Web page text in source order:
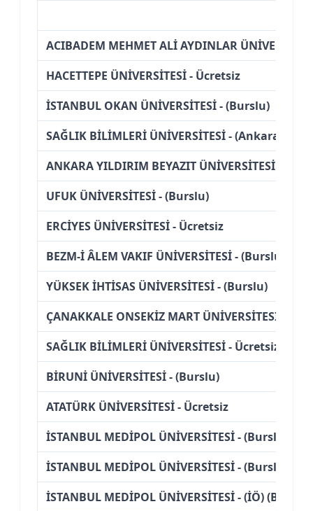
ACIBADEM MEHMET ALİ AYDINLAR
HACETTEPE ÜNİVERSİTESİ - Ücretsiz
İSTANBUL OKAN ÜNİVERSİTESİ - (Burslu)
SAĞLIK BİLİMLERİ ÜNİVERSİTESİ - (Ankara)
ANKARA YILDIRIM BEYAZIT ÜNİVERSİTESİ -
UFUK ÜNİVERSİTESİ - (Burslu)
ERCİYES ÜNİVERSİTESİ - Ücretsiz
BEZM-İ ÂLEM VAKIF ÜNİVERSİTESİ - (Burslu)
YÜKSEK İHTİSAS ÜNİVERSİTESİ - (Burslu)
ÇANAKKALE ONSEKİZ MART ÜNİVERSİTESİ -
SAĞLIK BİLİMLERİ ÜNİVERSİTESİ - Ücretsiz
BİRUNİ ÜNİVERSİTESİ - (Burslu)
ATATÜRK ÜNİVERSİTESİ - Ücretsiz
İSTANBUL MEDİPOL ÜNİVERSİTESİ - (Burslu)
İSTANBUL MEDİPOL ÜNİVERSİTESİ - (Burslu)
İSTANBUL MEDİPOL ÜNİVERSİTESİ - (İÖ) (Burslu)